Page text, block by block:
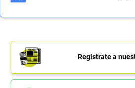
Regístrate a